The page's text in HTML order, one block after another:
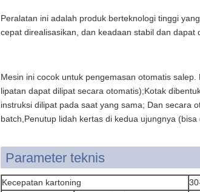
Peralatan ini adalah produk berteknologi tinggi
cepat direalisasikan, dan keadaan stabil dan
Mesin ini cocok untuk pengemasan otomatis
lipatan dapat dilipat secara otomatis);Kotak
instruksi dilipat pada saat yang sama; Dan secara
batch,Penutup lidah kertas di kedua ujungnya
Parameter teknis
Kecepatan kartoning